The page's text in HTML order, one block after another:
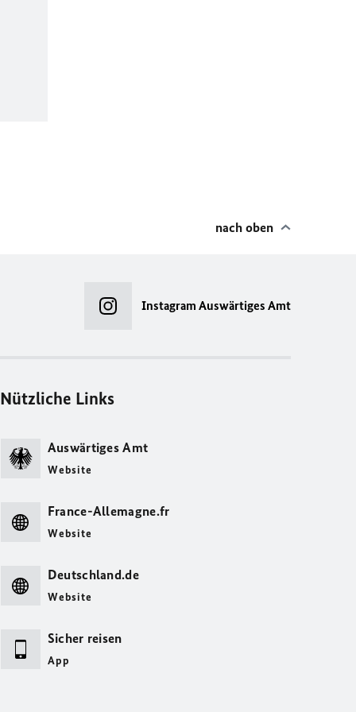
nach oben
Instagram Auswärtiges Amt
Nützliche Links
Auswärtiges Amt
Website
France-Allemagne.fr
Website
Deutschland.de
Website
Sicher reisen
App